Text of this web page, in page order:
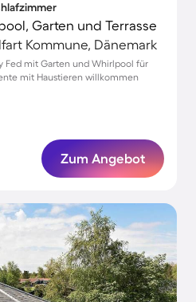
Garten und Terrasse
Kommune, Dänemark
Fed mit Garten und Whirlpool für
mit Haustieren willkommen
Zum Angebot